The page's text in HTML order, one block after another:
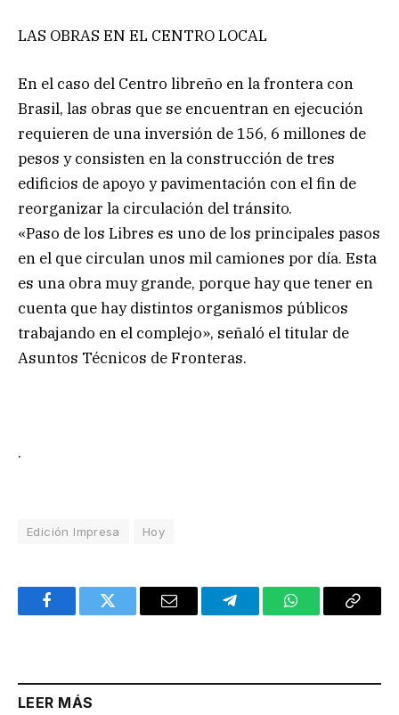
LAS OBRAS EN EL CENTRO LOCAL
En el caso del Centro libreño en la frontera con
Brasil, las obras que se encuentran en ejecución
requieren de una inversión de 156, 6 millones de
pesos y consisten en la construcción de tres
edificios de apoyo y pavimentación con el fin de
reorganizar la circulación del tránsito.
«Paso de los Libres es uno de los principales pasos
en el que circulan unos mil camiones por día. Esta
es una obra muy grande, porque hay que tener en
cuenta que hay distintos organismos públicos
trabajando en el complejo», señaló el titular de
Asuntos Técnicos de Fronteras.
.
Edición Impresa Hoy
FacebookTwitter Email TelegramWhatsAppCopy
LEER MÁS